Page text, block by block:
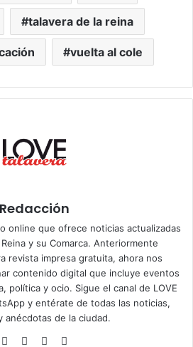
talavera de la reina
vuelta al cole
Redacción
online que ofrece noticias actualizadas
y su Comarca. Anteriormente
revista impresa gratuita, ahora nos
contenido digital que incluye eventos
política y ocio. Sigue el canal de LOVE
y entérate de todas las noticias,
anécdotas de la ciudad.
Siti
Fa
X